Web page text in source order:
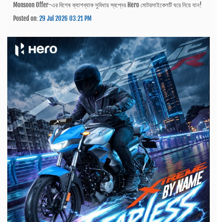
Monsoon Offer-এর বিশেষ ক্যাশব্যাক সুবিধায় স্বপ্নের Hero মোটরসাইকেলটি ঘরে নিয়ে যান!
Posted on:29 Jul 2026 03:21 PM